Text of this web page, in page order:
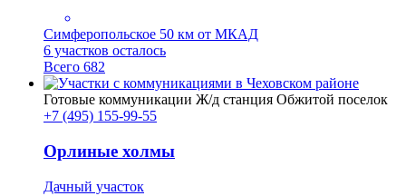
Симферопольское 50 км от МКАД
6 участков осталось
Всего 682
Готовые коммуникации Ж/д станция Обжитой поселок
+7 (495) 155-99-55
Орлиные холмы
Дачный участок